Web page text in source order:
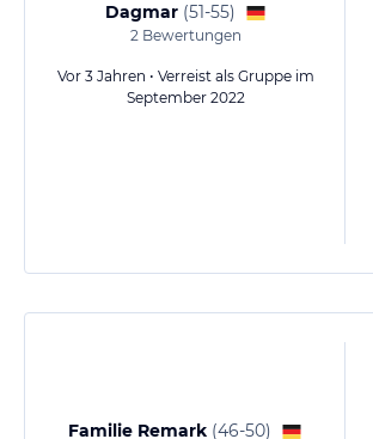
Dagmar (51-55)
2Bewertungen
Vor 3 Jahren • Verreist als Gruppe im
September 2022
Familie Remark (46-50)